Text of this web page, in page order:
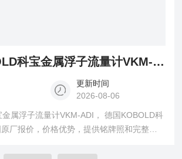
科宝金属浮子流量计VKM-ADI
更新时间
2026-08-06
属浮子流量计VKM-ADI， 德国KOBOLD科
厂报价，价格优势，提供铭牌照和完整型